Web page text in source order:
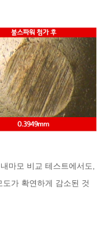
마모 비교 테스트에서도,
가 확연하게 감소된 것